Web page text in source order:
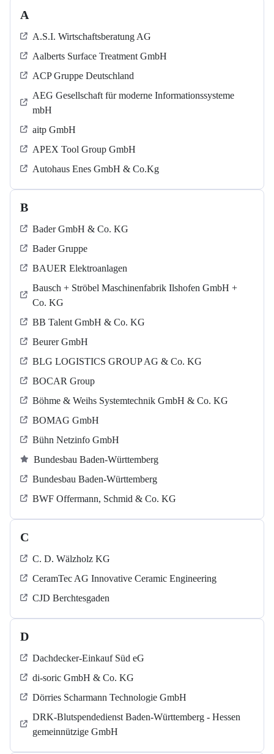
A
A.S.I. Wirtschaftsberatung AG
Aalberts Surface Treatment GmbH
ACP Gruppe Deutschland
AEG Gesellschaft für moderne Informationssysteme
mbH
aitp GmbH
APEX Tool Group GmbH
Autohaus Enes GmbH & Co.Kg
B
Bader GmbH & Co. KG
Bader Gruppe
BAUER Elektroanlagen
Bausch + Ströbel Maschinenfabrik Ilshofen GmbH +
Co. KG
BB Talent GmbH & Co. KG
Beurer GmbH
BLG LOGISTICS GROUP AG & Co. KG
BOCAR Group
Böhme & Weihs Systemtechnik GmbH & Co. KG
BOMAG GmbH
Bühn Netzinfo GmbH
Bundesbau Baden-Württemberg
Bundesbau Baden-Württemberg
BWF Offermann, Schmid & Co. KG
C
C. D. Wälzholz KG
CeramTec AG Innovative Ceramic Engineering
CJD Berchtesgaden
D
Dachdecker-Einkauf Süd eG
di-soric GmbH & Co. KG
Dörries Scharmann Technologie GmbH
DRK-Blutspendedienst Baden-Württemberg - Hessen
gemeinnützige GmbH